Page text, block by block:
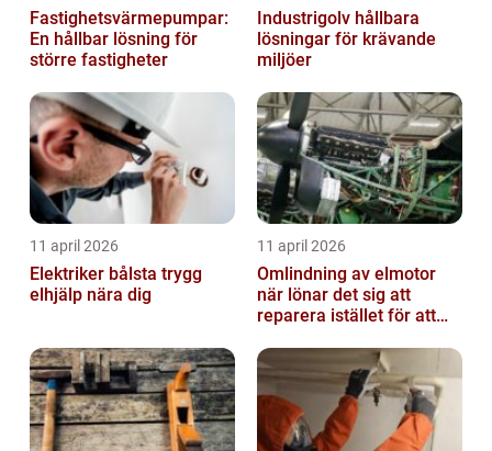
Fastighetsvärmepumpar:
En hållbar lösning för
större fastigheter
Industrigolv hållbara
lösningar för krävande
miljöer
11 april 2026
Elektriker bålsta trygg
elhjälp nära dig
11 april 2026
Omlindning av elmotor
när lönar det sig att
reparera istället för att